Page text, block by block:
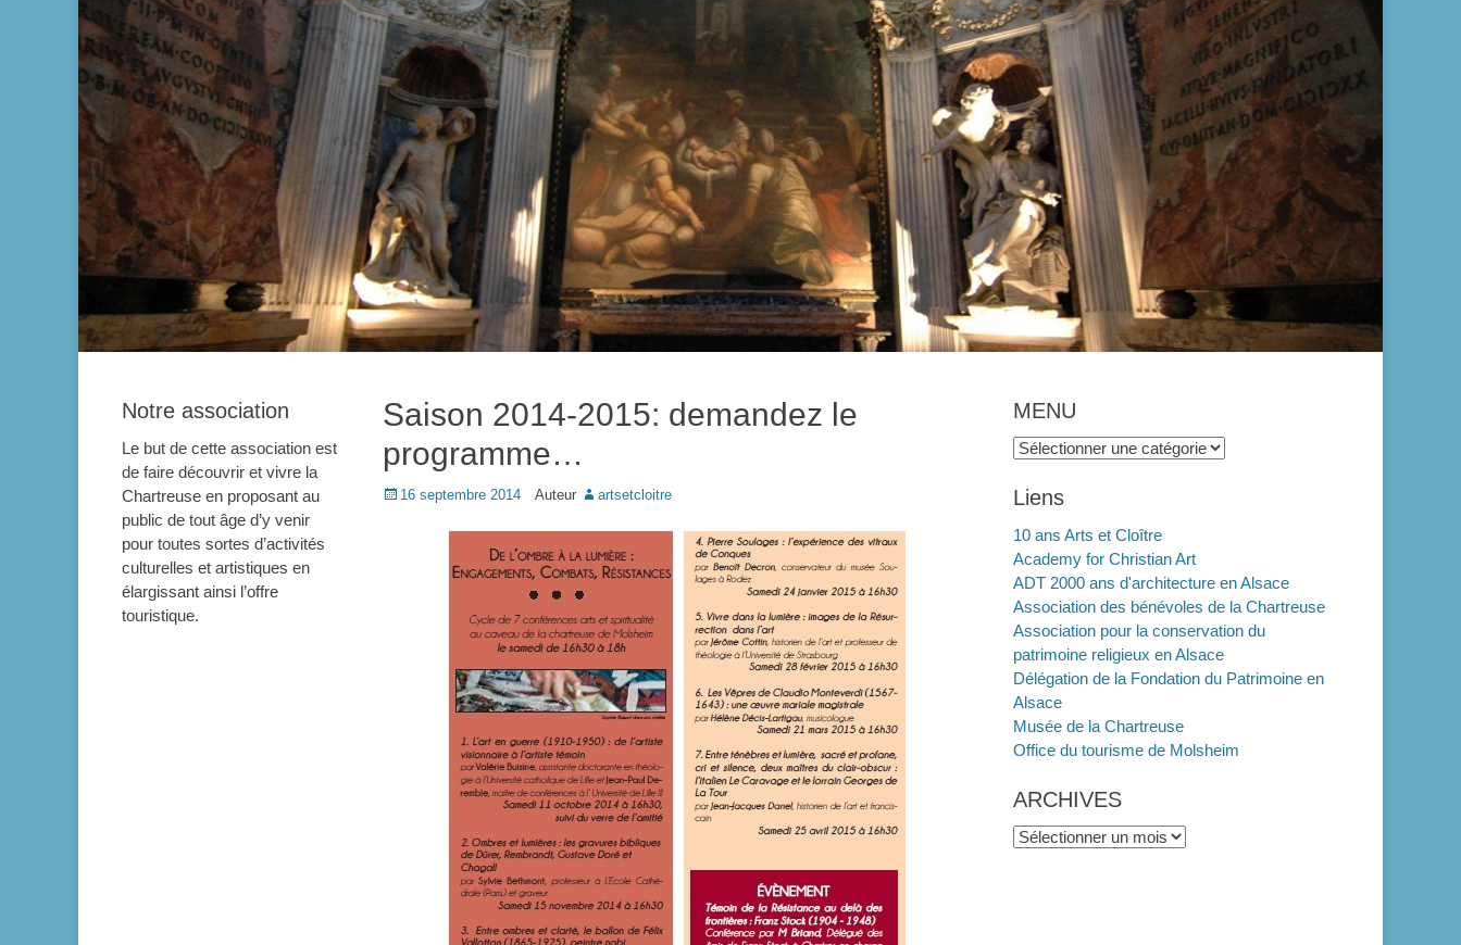
Saison 2014-2015: demandez le
programme…
Posted
16 septembre 2014 Auteur artsetcloitre
MENU
MENU
Liens
10 ans Arts et Cloître
Academy for Christian Art
ADT 2000 ans d'architecture en Alsace
Association des bénévoles de la Chartreuse
Association pour la conservation du
patrimoine religieux en Alsace
Délégation de la Fondation du Patrimoine en
Alsace
Musée de la Chartreuse
Office du tourisme de Molsheim
ARCHIVES
ARCHIVES
Notre association
Le but de cette association est
de faire découvrir et vivre la
Chartreuse en proposant au
public de tout âge d’y venir
pour toutes sortes d’activités
culturelles et artistiques en
élargissant ainsi l’offre
touristique.